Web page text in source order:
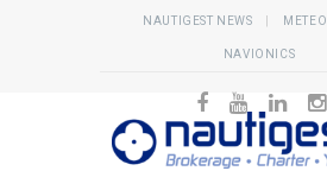
NAUTIGEST NEWS METEO
NAVIONICS